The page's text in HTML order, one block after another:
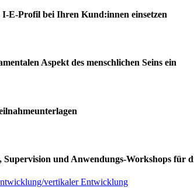
I-E-Profil bei Ihren Kund:innen einsetzen
Aspekt des menschlichen Seins ein
und Anwendungs-Workshops für
vertikaler Entwicklung